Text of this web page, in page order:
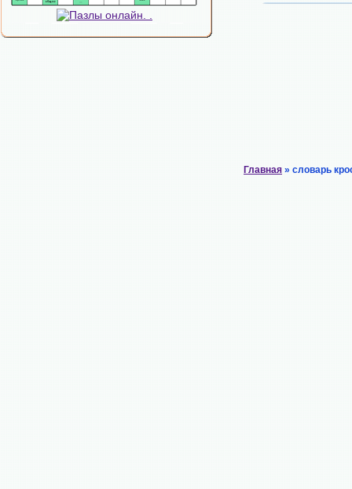
Главная » словарь